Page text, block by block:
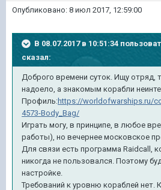
Опубликовано: 8 июл 2017, 12:59:00
В 08.07.2017 в 10:51:34
сказал:
Доброго времени суток. Ищу отряд,
надоело, а знакомым корабли
Профиль:https://worldofwarships.ru/
4573-Body_Bag/
Играть могу, в принципе, в любое
работы), но вечернее московское
Для связи есть программа Raidcall,
никогда не пользовался. Поэтому
настройке.
Требований к уровню кораблей нет.